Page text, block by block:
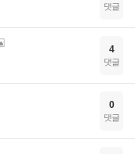
댓글
4
댓글
0
댓글